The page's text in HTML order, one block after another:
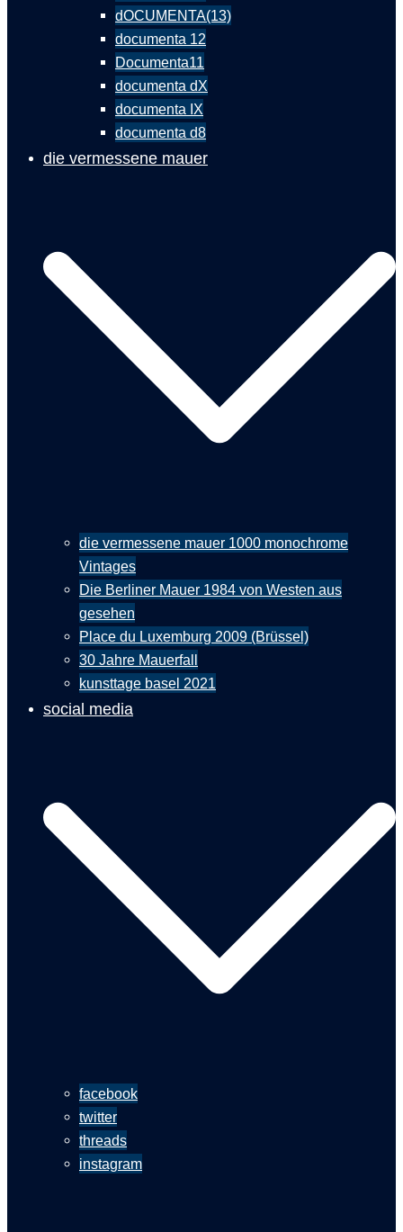
dOCUMENTA(13)
documenta 12
Documenta11
documenta dX
documenta IX
documenta d8
die vermessene mauer
die vermessene mauer 1000 monochrome
Vintages
Die Berliner Mauer 1984 von Westen aus
gesehen
Place du Luxemburg 2009 (Brüssel)
30 Jahre Mauerfall
kunsttage basel 2021
social media
facebook
twitter
threads
instagram